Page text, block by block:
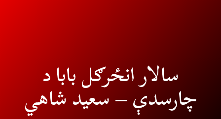
سالار انځرګل بابا د
چارسدې – سعيد شاهي